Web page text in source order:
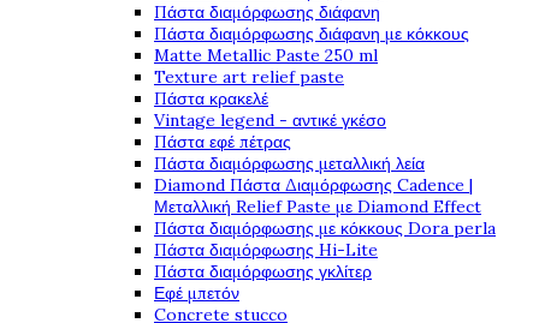
Πάστα διαμόρφωσης διάφανη
Πάστα διαμόρφωσης διάφανη με κόκκους
Matte Metallic Paste 250 ml
Texture art relief paste
Πάστα κρακελέ
Vintage legend - αντικέ γκέσο
Πάστα εφέ πέτρας
Πάστα διαμόρφωσης μεταλλική λεία
Diamond Πάστα Διαμόρφωσης Cadence |
Μεταλλική Relief Paste με Diamond Effect
Πάστα διαμόρφωσης με κόκκους Dora perla
Πάστα διαμόρφωσης Hi-Lite
Πάστα διαμόρφωσης γκλίτερ
Εφέ μπετόν
Concrete stucco